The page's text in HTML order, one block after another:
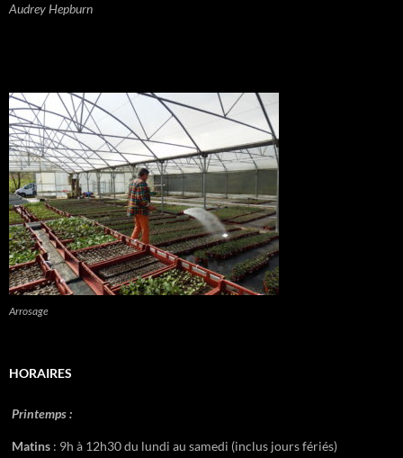
Audrey Hepburn
Arrosage
HORAIRES
Printemps :
Matins : 9h à 12h30 du lundi au samedi (inclus jours fériés)